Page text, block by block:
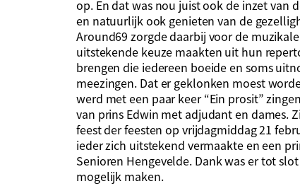
op. En dat was nou juist ook de inzet van
en natuurlijk ook genieten van de
Around69 zorgde daarbij voor de
uitstekende keuze maakten uit hun
brengen die iedereen boeide en soms
meezingen. Dat er geklonken moest
werd met een paar keer “Ein prosit”
van prins Edwin met adjudant en dames.
feest der feesten op vrijdagmiddag 21
ieder zich uitstekend vermaakte en een
Senioren Hengevelde. Dank was er tot
mogelijk maken.